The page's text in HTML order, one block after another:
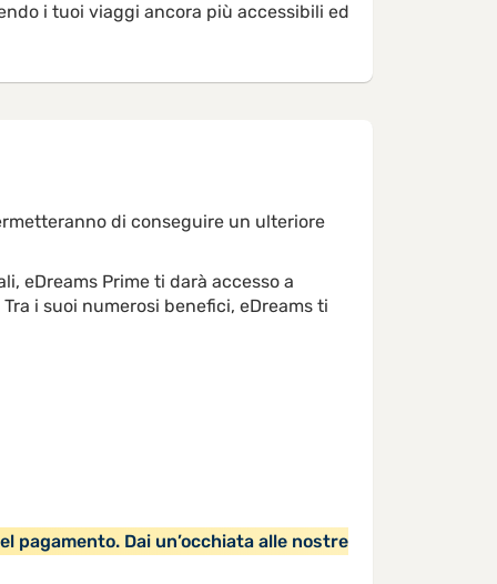
i tuoi viaggi ancora più accessibili ed
di conseguire un ulteriore
eDreams Prime ti darà accesso a
i suoi numerosi benefici, eDreams ti
pagamento. Dai un’occhiata alle nostre